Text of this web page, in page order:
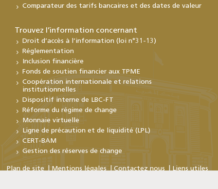
Comparateur des tarifs bancaires et des dates de valeur
Trouvez l’information concernant
Droit d’accès à l’information (loi n°31-13)
Réglementation
Inclusion financière
Fonds de soutien financier aux TPME
Coopération internationale et relations
institutionnelles
Dispositif interne de LBC-FT
Réforme du régime de change
Monnaie virtuelle
Ligne de précaution et de liquidité (LPL)
CERT-BAM
Gestion des réserves de change
Plan de site Mentions légales Contactez nous Liens utiles